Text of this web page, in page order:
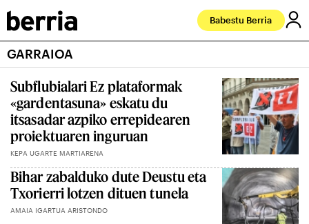
Babestu Berria
GARRAIOA
Subflubialari Ez plataformak
«gardentasuna» eskatu du
itsasadar azpiko errepidearen
proiektuaren inguruan
KEPA UGARTE MARTIARENA
Bihar zabalduko dute Deustu eta
Txorierri lotzen dituen tunela
AMAIA IGARTUA ARISTONDO